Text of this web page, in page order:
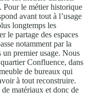
Pour le métier historique
avant tout à l’usage
longtemps les
le partage des espaces
notamment par la
un premier usage. Nous
Confluence, dans
de bureaux qui
à tout reconstruire.
matériaux et donc de